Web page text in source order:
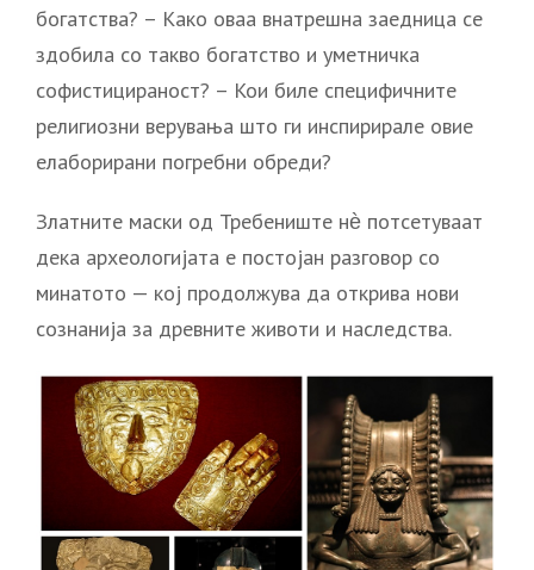
богатства? – Како оваа внатрешна заедница се
здобила со такво богатство и уметничка
софистицираност? – Кои биле специфичните
религиозни верувања што ги инспирирале овие
елаборирани погребни обреди?
Златните маски од Требениште нѐ потсетуваат
дека археологијата е постојан разговор со
минатото — кој продолжува да открива нови
сознанија за древните животи и наследства.